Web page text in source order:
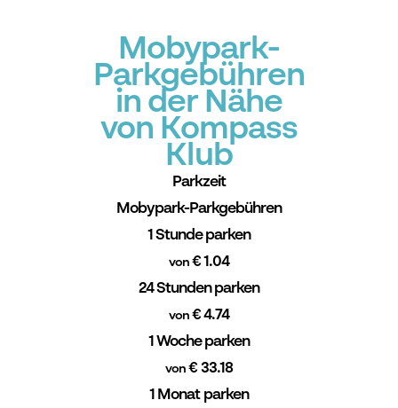
Mobypark-
Parkgebühren
in der Nähe
von Kompass
Klub
Parkzeit
Mobypark-Parkgebühren
1 Stunde parken
von€ 1.04
24 Stunden parken
von€ 4.74
1 Woche parken
von € 33.18
1 Monat parken